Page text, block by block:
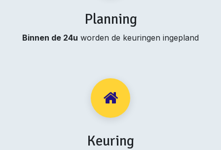
Planning
Binnen de 24u worden de keuringen ingepland
Keuring